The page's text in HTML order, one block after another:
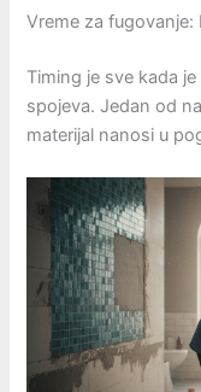
Vreme za fugovanje:
Timing je sve kada
spojeva. Jedan od
materijal nanosi u